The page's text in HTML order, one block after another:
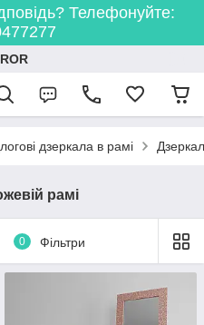
Телефонуйте:
дзеркала в рамі
рамі
0 Фільтри